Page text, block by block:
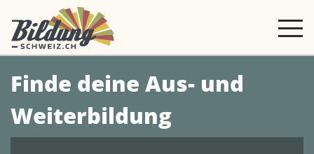
Finde deine Aus- und
Weiterbildung